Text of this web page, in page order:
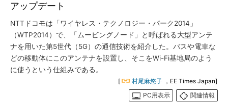
アップデート
NTTドコモは「ワイヤレス・テクノロジー・パーク2014」
（WTP2014）で、「ムービングノード」と呼ばれる大型アンテ
ナを用いた第5世代（5G）の通信技術を紹介した。バスや電車な
どの移動体にこのアンテナを設置し、そこをWi-Fi基地局のよう
に使うという仕組みである。
[ 村尾麻悠子 ，EE Times Japan]
PC用表示
関連情報